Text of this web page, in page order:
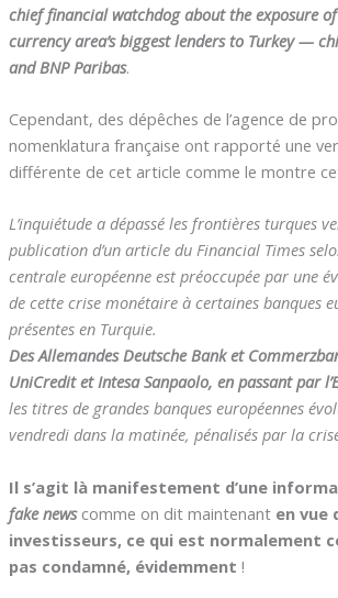
chief financial watchdog about the exposure
currency area’s biggest lenders to Turkey —
and BNP Paribas.
Cependant, des dépêches de l’agence de
nomenklatura française ont rapporté une
différente de cet article comme le montre
L’inquiétude a dépassé les frontières turques
publication d’un article du Financial Times
centrale européenne est préoccupée par une
de cette crise monétaire à certaines banques
présentes en Turquie.
Des Allemandes Deutsche Bank et
UniCredit et Intesa Sanpaolo, en passant par
les titres de grandes banques européennes
vendredi dans la matinée, pénalisés par la
Il s’agit là manifestement d’une
fake newscomme on dit maintenant en vue
investisseurs, ce qui est normalement
pas condamné, évidemment !